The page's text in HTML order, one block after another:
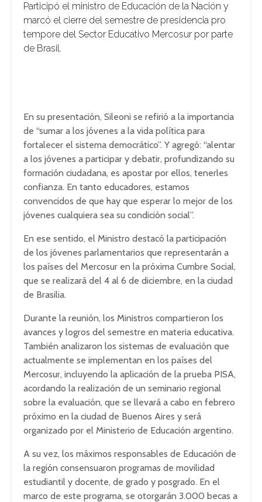
Participó el ministro de Educación de la Nación y
marcó el cierre del semestre de presidencia pro
tempore del Sector Educativo Mercosur por parte
de Brasil.
En su presentación, Sileoni se refirió a la importancia
de “sumar a los jóvenes a la vida política para
fortalecer el sistema democrático”. Y agregó: “alentar
a los jóvenes a participar y debatir, profundizando su
formación ciudadana, es apostar por ellos, tenerles
confianza. En tanto educadores, estamos
convencidos de que hay que esperar lo mejor de los
jóvenes cualquiera sea su condición social”.
En ese sentido, el Ministro destacó la participación
de los jóvenes parlamentarios que representarán a
los países del Mercosur en la próxima Cumbre Social,
que se realizará del 4 al 6 de diciembre, en la ciudad
de Brasilia.
Durante la reunión, los Ministros compartieron los
avances y logros del semestre en materia educativa.
También analizaron los sistemas de evaluación que
actualmente se implementan en los países del
Mercosur, incluyendo la aplicación de la prueba PISA,
acordando la realización de un seminario regional
sobre la evaluación, que se llevará a cabo en febrero
próximo en la ciudad de Buenos Aires y será
organizado por el Ministerio de Educación argentino.
A su vez, los máximos responsables de Educación de
la región consensuaron programas de movilidad
estudiantil y docente, de grado y posgrado. En el
marco de este programa, se otorgarán 3.000 becas a